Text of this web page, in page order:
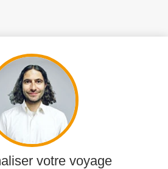
votre voyage